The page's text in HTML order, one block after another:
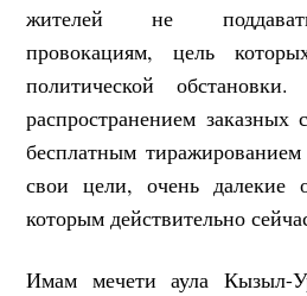
жителей не
провокациям, цель
политической
распространением
бесплатным
свои цели, очень далекие
которым действительно
Имам мечети аула Кызыл-